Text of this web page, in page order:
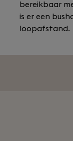
bereikbaar
is er een
loopafstand.